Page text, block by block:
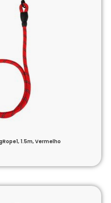
1.5m, Vermelho